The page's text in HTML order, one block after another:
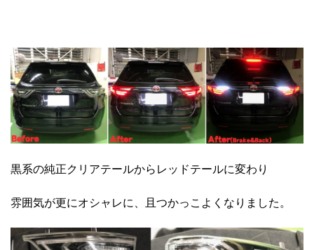
黒系の純正クリアテールからレッドテールに変わり
雰囲気が更にオシャレに、且つかっこよくなりました。